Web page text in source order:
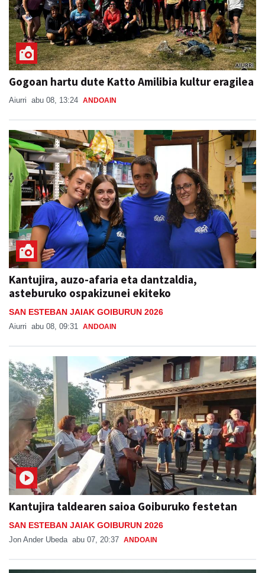
Gogoan hartu dute Katto Amilibia kultur eragilea
Aiurri abu 08, 13:24 ANDOAIN
Kantujira, auzo-afaria eta dantzaldia,
asteburuko ospakizunei ekiteko
SAN ESTEBAN JAIAK GOIBURUN 2026
Aiurri abu 08, 09:31 ANDOAIN
Kantujira taldearen saioa Goiburuko festetan
SAN ESTEBAN JAIAK GOIBURUN 2026
Jon Ander Ubeda abu 07, 20:37 ANDOAIN